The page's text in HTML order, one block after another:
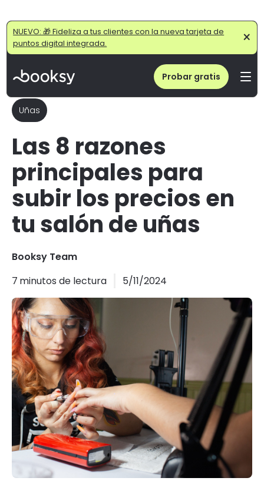
NUEVO: 🎁 Fideliza a tus clientes con la nueva tarjeta de
puntos digital integrada.
×
Probar gratis
Home/Blog/ 8 Señales de que es Momento de Subir los Precios en tu Salón de Uñas
Uñas
Las 8 razones
principales para
subir los precios en
tu salón de uñas
Booksy Team
7 minutos de lectura 5/11/2024